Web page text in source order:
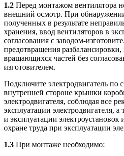
1.2 Перед монтажом вентилятора
внешний осмотр. При
полученных в результате
хранения, ввод вентиляторов в
согласования с заводом-
предотвращения
вращающихся частей без
изготовителем.
Подключите электродвигатель по
внутренней стороне крышки
электродвигателя, соблюдая все
эксплуатации электродвигателя,
и эксплуатации
охране труда при эксплуатации
1.3 При монтаже необходимо: